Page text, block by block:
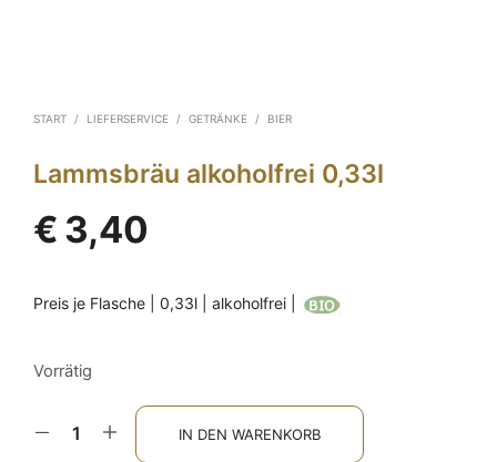
START / LIEFERSERVICE / GETRÄNKE / BIER
Lammsbräu alkoholfrei 0,33l
€ 3,40
Preis je Flasche | 0,33l | alkoholfrei |
Vorrätig
IN DEN WARENKORB